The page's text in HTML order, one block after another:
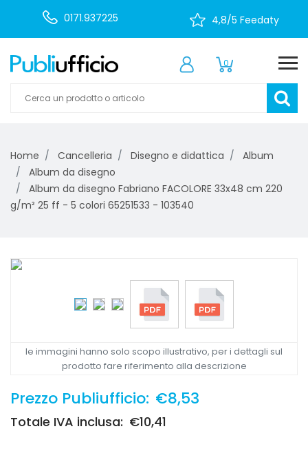
0171.937225 4,8/5 Feedaty
0
Home Cancelleria Disegno e didattica
Album
Album da disegno
Album da disegno Fabriano FACOLORE 33x48 cm 220
g/m² 25 ff - 5 colori 65251533 - 103540
le immagini hanno solo scopo illustrativo, per i dettagli sul
prodotto fare riferimento alla descrizione
Prezzo Publiufficio: €8,53
Totale IVA inclusa: €10,41